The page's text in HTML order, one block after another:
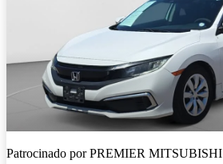
Patrocinado porPREMIER MITSUBISHI